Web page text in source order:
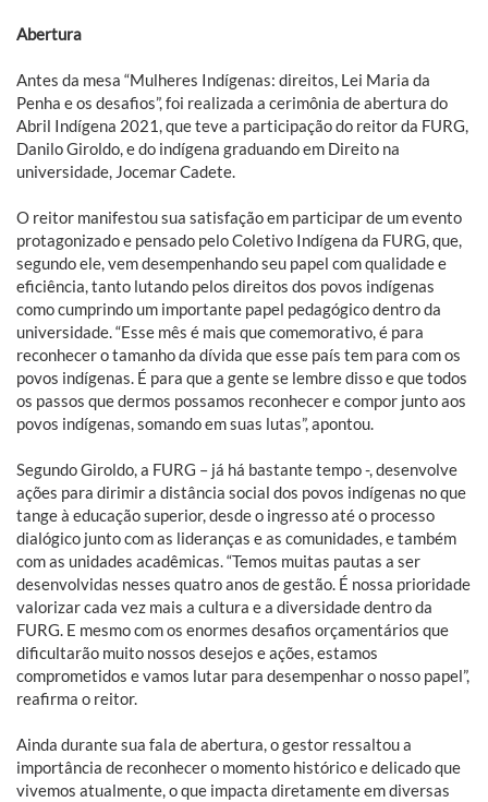
Abertura
Antes da mesa “Mulheres Indígenas: direitos, Lei Maria da
Penha e os desafios”, foi realizada a cerimônia de abertura do
Abril Indígena 2021, que teve a participação do reitor da FURG,
Danilo Giroldo, e do indígena graduando em Direito na
universidade, Jocemar Cadete.
O reitor manifestou sua satisfação em participar de um evento
protagonizado e pensado pelo Coletivo Indígena da FURG, que,
segundo ele, vem desempenhando seu papel com qualidade e
eficiência, tanto lutando pelos direitos dos povos indígenas
como cumprindo um importante papel pedagógico dentro da
universidade. “Esse mês é mais que comemorativo, é para
reconhecer o tamanho da dívida que esse país tem para com os
povos indígenas. É para que a gente se lembre disso e que todos
os passos que dermos possamos reconhecer e compor junto aos
povos indígenas, somando em suas lutas”, apontou.
Segundo Giroldo, a FURG – já há bastante tempo -, desenvolve
ações para dirimir a distância social dos povos indígenas no que
tange à educação superior, desde o ingresso até o processo
dialógico junto com as lideranças e as comunidades, e também
com as unidades acadêmicas. “Temos muitas pautas a ser
desenvolvidas nesses quatro anos de gestão. É nossa prioridade
valorizar cada vez mais a cultura e a diversidade dentro da
FURG. E mesmo com os enormes desafios orçamentários que
dificultarão muito nossos desejos e ações, estamos
comprometidos e vamos lutar para desempenhar o nosso papel”,
reafirma o reitor.
Ainda durante sua fala de abertura, o gestor ressaltou a
importância de reconhecer o momento histórico e delicado que
vivemos atualmente, o que impacta diretamente em diversas